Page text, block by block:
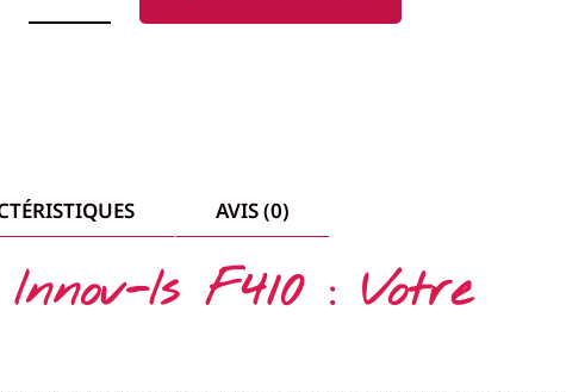
À
AVIS (0)
Is F410 : Votre